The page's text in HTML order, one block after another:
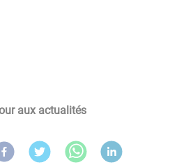
aux actualités